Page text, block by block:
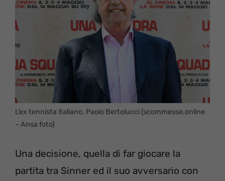
L’ex tennista italiano, Paolo Bertolucci (scommesse.online
– Ansa foto)
Una decisione, quella di far giocare la
partita tra Sinner ed il suo avversario con